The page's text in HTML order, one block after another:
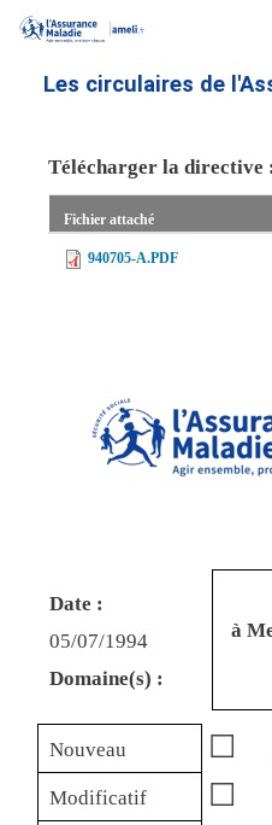
Les circulaires de
Télécharger la directive :
Fichier attaché
940705-A.PDF
Date :
05/07/1994
Domaine(s) :
à
Nouveau ☐
Modificatif ☐